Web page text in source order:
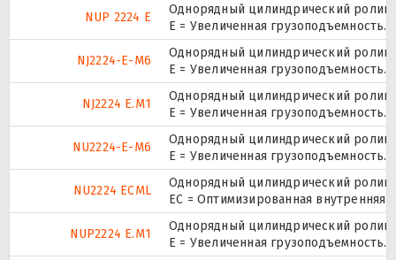
NUP 2224 E
Однорядный цилиндрический
Е = Увеличенная грузоподъемность.
NJ2224-E-M6
Однорядный цилиндрический
E = Увеличенная
NJ2224 E.M1
Однорядный цилиндрический
E = Увеличенная
NU2224-E-M6
Однорядный цилиндрический
E = Увеличенная
NU2224 ECML
Однорядный цилиндрический
EC = Оптимизированная
NUP2224 E.M1
Однорядный цилиндрический
E = Увеличенная